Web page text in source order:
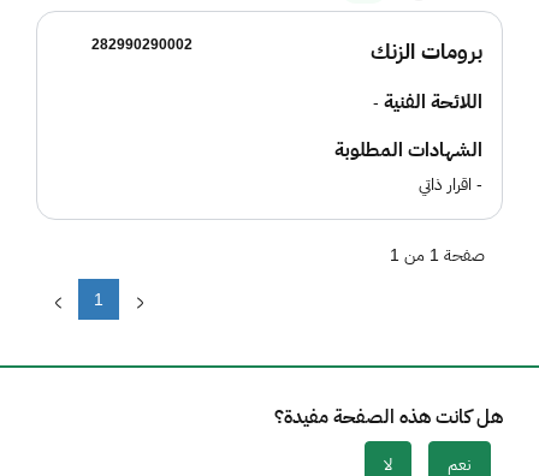
282990290002 برومات الزنك
اللائحة الفنية -
الشهادات المطلوبة
- اقرار ذاتي
1
صفحة 1 من 1
هل كانت هذه الصفحة مفيدة؟
نعم لا